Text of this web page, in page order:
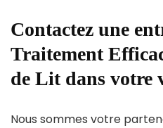
Contactez une
Traitement
de Lit dans votre
Nous sommes votre